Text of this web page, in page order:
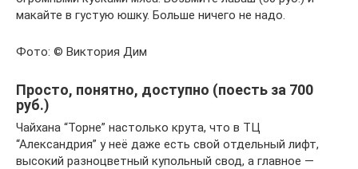
макайте в густую юшку. Больше ничего не надо.
Фото: © Виктория Дим
Просто, понятно, доступно (поесть за 700
руб.)
Чайхана “Торне” настолько крута, что в ТЦ
“Александрия” у неё даже есть свой отдельный лифт,
высокий разноцветный купольный свод, а главное —